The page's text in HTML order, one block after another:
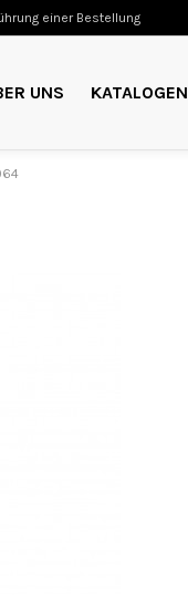
einer Bestellung
UNS KATALOGEN